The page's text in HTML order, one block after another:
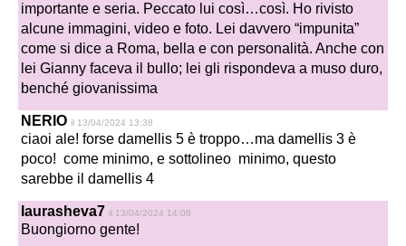
importante e seria. Peccato lui così…così. Ho rivisto
alcune immagini, video e foto. Lei davvero “impunita”
come si dice a Roma, bella e con personalità. Anche con
lei Gianny faceva il bullo; lei gli rispondeva a muso duro,
benché giovanissima
NERIO il 13/04/2024 13:38
ciaoi ale! forse damellis 5 è troppo…ma damellis 3 è
poco! come minimo, e sottolineo minimo, questo
sarebbe il damellis 4
laurasheva7 il 13/04/2024 14:08
Buongiorno gente!